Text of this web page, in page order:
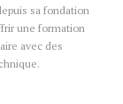
sa fondation
une formation
avec des